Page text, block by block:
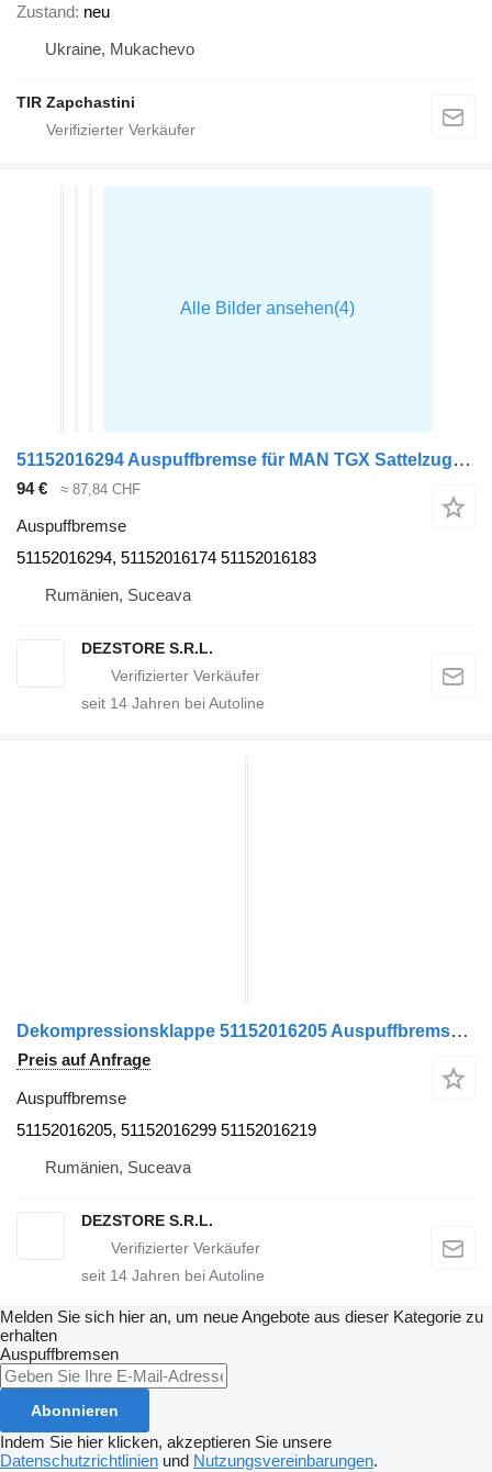
Zustand neu
Ukraine, Mukachevo
TIR Zapchastini
51152016294 Auspuffbremse für MAN TGX Sattelzugmaschine
94 € ≈ 87,84 CHF
Auspuffbremse
51152016294, 51152016174 51152016183
Rumänien, Suceava
DEZSTORE S.R.L.
seit 14 Jahren bei Autoline
Dekompressionsklappe 51152016205 Auspuffbremse für MAN TGX Sattelzugmaschine
Preis auf Anfrage
Auspuffbremse
51152016205, 51152016299 51152016219
Rumänien, Suceava
DEZSTORE S.R.L.
seit 14 Jahren bei Autoline
Melden Sie sich hier an, um neue Angebote aus dieser Kategorie zu
erhalten
Auspuffbremsen
Abonnieren
Indem Sie hier klicken, akzeptieren Sie unsere
Datenschutzrichtlinien und Nutzungsvereinbarungen.